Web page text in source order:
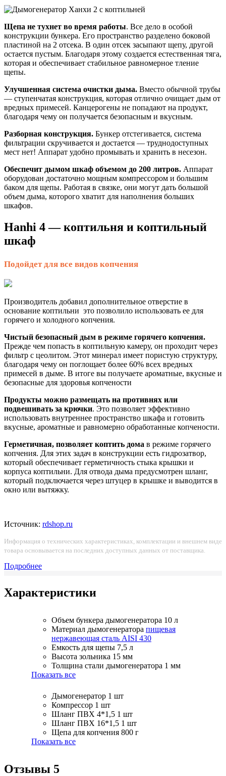
Щепа не тухнет во время работы. Все дело в особой
конструкции бункера. Его пространство разделено боковой
пластиной на 2 отсека. В один отсек засыпают щепу, другой
остается пустым. Благодаря этому создается естественная тяга,
которая и обеспечивает стабильное равномерное тление
щепы.
Улучшенная система очистки дыма. Вместо обычной трубы
— ступенчатая конструкция, которая отлично очищает дым от
вредных примесей. Канцерогены не попадают на продукт,
благодаря чему он получается безопасным и вкусным.
Разборная конструкция. Бункер отстегивается, система
фильтрации скручивается и достается — труднодоступных
мест нет! Аппарат удобно промывать и хранить в несезон.
Обеспечит дымом шкаф объемом до 200 литров. Аппарат
оборудован достаточно мощным компрессором и большим
баком для щепы. Работая в связке, они могут дать большой
объем дыма, которого хватит для наполнения больших
шкафов.
Hanhi 4 — коптильня и коптильный
шкаф
Подойдет для все видов копчения
Производитель добавил дополнительное отверстие в
основание коптильни это позволило использовать ее для
горячего и холодного копчения.
Чистый безопасный дым в режиме горячего копчения.
Прежде чем попасть в коптильную камеру, он проходит через
фильтр с цеолитом. Этот минерал имеет пористую структуру,
благодаря чему он поглощает более 60% всех вредных
примесей в дыме. В итоге вы получаете ароматные, вкусные и
безопасные для здоровья копчености
Продукты можно размещать на противнях или
подвешивать за крючки. Это позволяет эффективно
использовать внутреннее пространство шкафа и готовить
вкусные, ароматные и равномерно обработанные копчености.
Герметичная, позволяет коптить дома в режиме горячего
копчения. Для этих задач в конструкции есть гидрозатвор,
который обеспечивает герметичность стыка крышки и
корпуса коптильни. Для отвода дыма предусмотрен шланг,
который подключается через штуцер в крышке и выводится в
окно или вытяжку.
Источник: rdshop.ru
Информация о технических характеристиках, комплектации и внешнем виде
товара основывается на последних доступных данных от поставщика.
Подробнее
Характеристики
Объем бункера дымогенератора 10 л
Материал дымогенератора пищевая
нержавеющая сталь AISI 430
Емкость для щепы 7,5 л
Высота зольника 15 мм
Толщина стали дымогенератора 1 мм
Показать все
Дымогенератор 1 шт
Компрессор 1 шт
Шланг ПВХ 4*1,5 1 шт
Шланг ПВХ 16*1,5 1 шт
Щепа для копчения 800 г
Показать все
Отзывы 5